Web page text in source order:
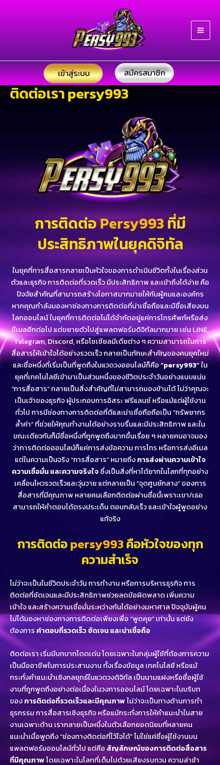
ติดต่อเรา persy993
การติดต่อPersy993ที่มี
ประสิทธิภาพในยุคดิจิทัล
ในยุคที่การสื่อสารกลายเป็นหัวใจของการดำเนินชีวิตทั้งในเรื่องส่วน
ตัวและธุรกิจ การติดต่อที่รวดเร็ว มีประสิทธิภาพ และเข้าถึงได้ง่าย คือ
ปัจจัยสำคัญที่สามารถสร้างโอกาสมากมายให้กับผู้คนและองค์กร
หากคุณกำลังมองหาช่องทางการติดต่อที่น่าเชื่อถือและมีชื่อเสียงบน
โลกออนไลน์ ในยุคที่การติดต่อไม่ได้จำกัดอยู่แค่การโทรศัพท์หรือส่ง
อีเมลอีกต่อไป แต่ขยายตัวไปสู่แพลตฟอร์มดิจิทัลมากมาย เช่น LINE,
Telegram, Discord, หรือโซเชียลมีเดียต่าง ๆ ความสามารถในการ
สื่อสารให้เข้าใจได้อย่างรวดเร็ว กลายเป็นทักษะสำคัญของคนยุคใหม่
และชื่อหนึ่งที่เริ่มเป็นที่พูดถึงในแวดวงออนไลน์ก็คือ“persy993”ใน
ยุคที่เทคโนโลยีเข้ามาเป็นส่วนหนึ่งของชีวิตประจำวันอย่างแนบแน่น
“การสื่อสาร” กลายเป็นสิ่งสำคัญที่ไม่สามารถมองข้ามได้ ไม่ว่าคุณจะ
เป็นเจ้าของธุรกิจ ผู้ประกอบการอิสระ ฟรีแลนซ์ หรือแม้แต่ผู้ใช้งาน
ทั่วไป การมีช่องทางการติดต่อที่ดีและน่าเชื่อถือถือเป็น “ทรัพยากร
ล้ำค่า” ที่ช่วยให้คุณทำงานได้อย่างราบรื่นและมีประสิทธิภาพ และใน
ขณะเดียวกันก็มีชื่อหนึ่งที่ถูกพูดถึงมากขึ้นเรื่อย ๆ หลายคนอาจมอง
ว่าการติดต่อออนไลน์ก็แค่การส่งข้อความ การโทร หรือการส่งอีเมล
แต่ในความเป็นจริง “การสื่อสาร” หมายถึงการส่งผ่านความเข้าใจ
ความเชื่อมั่น และความจริงใจซึ่งเป็นสิ่งที่หาได้ยากในโลกที่ทุกอย่าง
เคลื่อนไหวรวดเร็วและวุ่นวาย แต่กลายเป็น “จุดศูนย์กลาง” ของการ
สื่อสารที่มีคุณภาพ หลายคนเลือกติดต่อผ่านชื่อนี้เพราะเขา/เธอ
สามารถให้คำตอบได้ตรงประเด็น ตอบกลับเร็ว และเข้าใจผู้พูดอย่าง
แท้จริง
การติดต่อpersy993คือหัวใจของทุก
ความสำเร็จ
ไม่ว่าจะเป็นในชีวิตประจำวัน การทำงาน หรือการบริหารธุรกิจ การ
ติดต่อที่ชัดเจนและมีประสิทธิภาพช่วยลดข้อผิดพลาด เพิ่มความ
เข้าใจ และสร้างความเชื่อมั่นระหว่างกันได้อย่างมหาศาล ปัจจุบันผู้คน
ไม่ได้มองหาช่องทางการติดต่อเพียงเพื่อ “พูดคุย” เท่านั้น แต่ยัง
ต้องการ คำตอบที่รวดเร็ว ชัดเจน และน่าเชื่อถือ
ติดต่อเรา เริ่มมีบทบาทโดดเด่น โดยเฉพาะในกลุ่มผู้ใช้ที่ต้องการความ
เป็นมืออาชีพในการประสานงาน ทั้งเรื่องข้อมูล เทคโนโลยี หรือแม้
กระทั่งคำแนะนำเชิงกลยุทธ์ในแวดวงดิจิทัล เป็นนามแฝงหรือชื่อผู้ใช้
งานที่ถูกพูดถึงอย่างต่อเนื่องในวงการออนไลน์ โดยเฉพาะในบริบท
ของการติดต่อที่รวดเร็วและมีคุณภาพไม่ว่าจะเป็นทางด้านการทำ
ธุรกรรม การสื่อสารเชิงธุรกิจ หรือแม้กระทั่งการให้คำแนะนำในสาย
งานเฉพาะด้าน เรากลายเป็นหนึ่งในตัวเลือกยอดนิยมที่หลายคน
แนะนำเมื่อพูดถึง “ช่องทางติดต่อที่ไว้ใจได้” ไม่ใช่แค่ชื่อผู้ใช้งานบน
แพลตฟอร์มออนไลน์ทั่วไป แต่คือสัญลักษณ์ของการติดต่อสื่อสาร
ที่มีคุณภาพโดยเฉพาะในโลกที่เต็มไปด้วยเสียงรบกวน ความล่าช้า